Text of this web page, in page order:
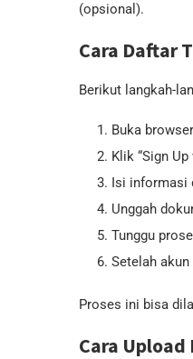
(opsional).
Cara Daftar
Berikut langkah-
Buka
Klik “Sign
Isi informasi
Unggah
Tunggu
Setelah
Proses ini bisa
Cara